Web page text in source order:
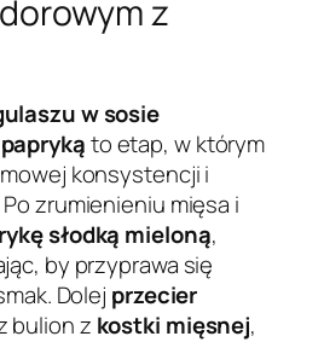
z
w sosie
to etap, w którym
konsystencji i
zrumienieniu mięsa i
słodką mieloną,
by przyprawa się
Dolej przecier
bulion z kostki mięsnej,